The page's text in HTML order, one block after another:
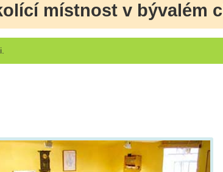
místnost v bývalém